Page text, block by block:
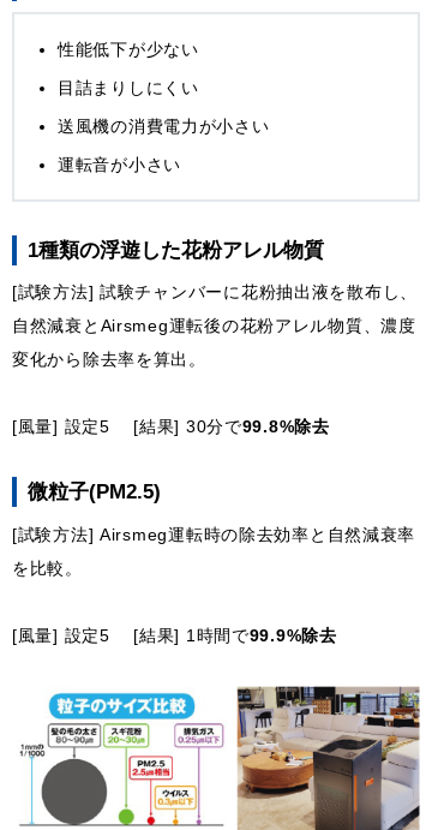
性能低下が少ない
目詰まりしにくい
送風機の消費電力が小さい
運転音が小さい
1種類の浮遊した花粉アレル物質
[試験方法] 試験チャンバーに花粉抽出液を散布し、
自然減衰とAirsmeg運転後の花粉アレル物質、濃度
変化から除去率を算出。
[風量] 設定5 [結果] 30分で99.8%除去
微粒子(PM2.5)
[試験方法] Airsmeg運転時の除去効率と自然減衰率
を比較。
[風量] 設定5 [結果] 1時間で99.9%除去